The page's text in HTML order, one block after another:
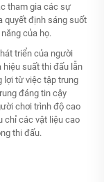
tham gia các sự
quyết định sáng suốt
của họ.
triển của người
suất thi đấu lẫn
lợi từ việc tập trung
đáng tin cậy
chơi trình độ cao
chỉ các vật liệu cao
thi đấu.